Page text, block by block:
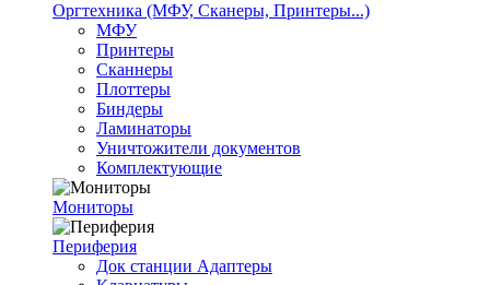
Оргтехника (МФУ, Сканеры, Принтеры...)
МФУ
Принтеры
Сканнеры
Плоттеры
Биндеры
Ламинаторы
Уничтожители документов
Комплектующие
Мониторы
Периферия
Док станции Адаптеры